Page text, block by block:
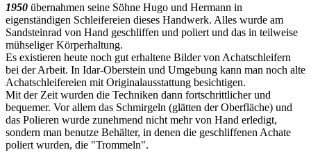
1950 übernahmen seine Söhne Hugo und Hermann in
eigenständigen Schleifereien dieses Handwerk. Alles wurde am
Sandsteinrad von Hand geschliffen und poliert und das in teilweise
mühseliger Körperhaltung.
Es existieren heute noch gut erhaltene Bilder von Achatschleifern
bei der Arbeit. In Idar-Oberstein und Umgebung kann man noch alte
Achatschleifereien mit Originalausstattung besichtigen.
Mit der Zeit wurden die Techniken dann fortschrittlicher und
bequemer. Vor allem das Schmirgeln (glätten der Oberfläche) und
das Polieren wurde zunehmend nicht mehr von Hand erledigt,
sondern man benutze Behälter, in denen die geschliffenen Achate
poliert wurden, die "Trommeln".